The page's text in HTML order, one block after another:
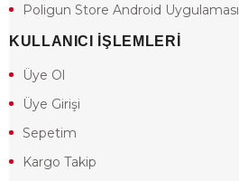
Poligun Store Android Uygulaması
KULLANICI İŞLEMLERİ
Üye Ol
Üye Girişi
Sepetim
Kargo Takip